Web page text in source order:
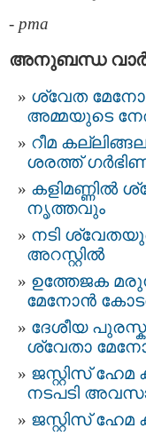
- pma
അനുബന്ധ
ശ്വേത
അമ്മയുടെ
റീമ
ശരത്ത്
കളിമണ്ണില്‍
നൃത്തവും
നടി
അറസ്റ്റില്‍
ഉത്തേജക
മേനോന്‍
ദേശീയ
ശ്വേതാ
ജസ്റ്റിസ്‌ ഹേമ
നടപടി
ജസ്റ്റിസ് ഹേമ